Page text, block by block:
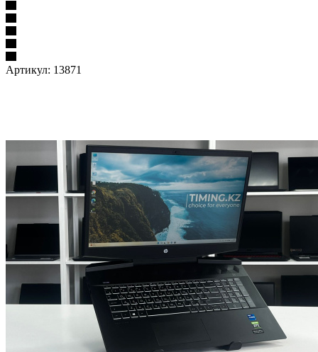
Артикул: 13871